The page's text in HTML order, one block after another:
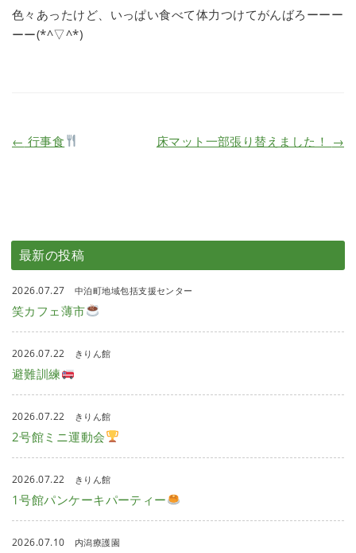
色々あったけど、いっぱい食べて体力つけてがんばろーーー
ーー(*^▽^*)
← 行事食 床マット一部張り替えました！ →
最新の投稿
2026.07.27 中泊町地域包括支援センター
笑カフェ薄市
2026.07.22 きりん館
避難訓練
2026.07.22 きりん館
2号館ミニ運動会
2026.07.22 きりん館
1号館パンケーキパーティー
2026.07.10 内潟療護園